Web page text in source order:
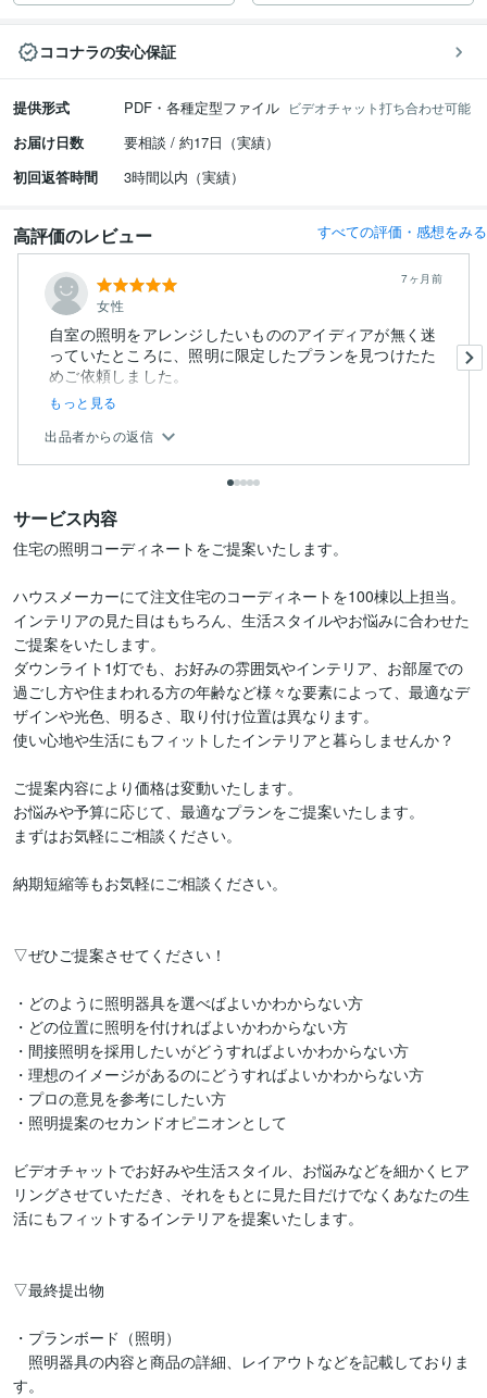
ココナラの安心保証
提供形式 PDF・各種定型ファイル ビデオチャット打ち合わせ可能
お届け日数
要相談 / 約17日（実績）
初回返答時間
3時間以内（実績）
高評価のレビュー すべての評価・感想をみる
女性
7ヶ月前
自室の照明をアレンジしたいもののアイディアが無く迷
っていたところに、照明に限定したプランを見つけたた
めご依頼しました。
...
もっと見る
出品者からの返信
サービス内容
住宅の照明コーディネートをご提案いたします。
ハウスメーカーにて注文住宅のコーディネートを100棟以上担当。
インテリアの見た目はもちろん、生活スタイルやお悩みに合わせた
ご提案をいたします。
ダウンライト1灯でも、お好みの雰囲気やインテリア、お部屋での
過ごし方や住まわれる方の年齢など様々な要素によって、最適なデ
ザインや光色、明るさ、取り付け位置は異なります。
使い心地や生活にもフィットしたインテリアと暮らしませんか？
ご提案内容により価格は変動いたします。
お悩みや予算に応じて、最適なプランをご提案いたします。
まずはお気軽にご相談ください。
納期短縮等もお気軽にご相談ください。
▽ぜひご提案させてください！
・どのように照明器具を選べばよいかわからない方
・どの位置に照明を付ければよいかわからない方
・間接照明を採用したいがどうすればよいかわからない方
・理想のイメージがあるのにどうすればよいかわからない方
・プロの意見を参考にしたい方
・照明提案のセカンドオピニオンとして
ビデオチャットでお好みや生活スタイル、お悩みなどを細かくヒア
リングさせていただき、それをもとに見た目だけでなくあなたの生
活にもフィットするインテリアを提案いたします。
▽最終提出物
・プランボード（照明）
照明器具の内容と商品の詳細、レイアウトなどを記載しておりま
す。